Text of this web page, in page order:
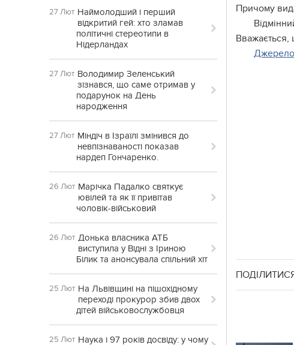
27 Лют Наймолодший і перший
відкритий гей: хто зламав
політичні стереотипи в
Нідерландах
27 Лют Володимир Зеленський
зізнався, що саме отримав у
подарунок на День
народження
27 Лют Міндіч в Ізраїлі змінився до
невпізнаваності показав
нардеп Гончаренко.
26 Лют Марічка Падалко святкує
ювілей та як її привітав
чоловік-військовий
26 Лют Донька власника АТБ
виступила у Відні з Іриною
Білик та анонсувала спільний хіт
25 Лют На Львівщині на пішохідному
переході прокурор збив двох
дітей військовослужбовця
25 Лют Наука і 97 років досвіду: у чому
Причому
Вважається,
Джерело